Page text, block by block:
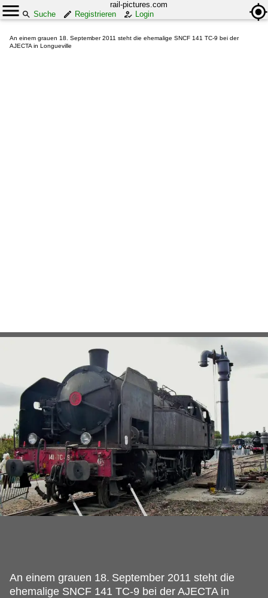
rail-pictures.com
Suche
Registrieren Login
An einem grauen 18. September 2011 steht die ehemalige SNCF 141 TC-9 bei der
AJECTA in Longueville
An einem grauen 18. September 2011 steht die
ehemalige SNCF 141 TC-9 bei der AJECTA in